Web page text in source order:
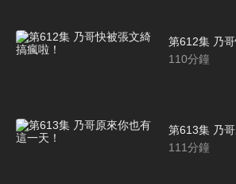
第612集 乃
110分鐘
第613集 乃
111分鐘